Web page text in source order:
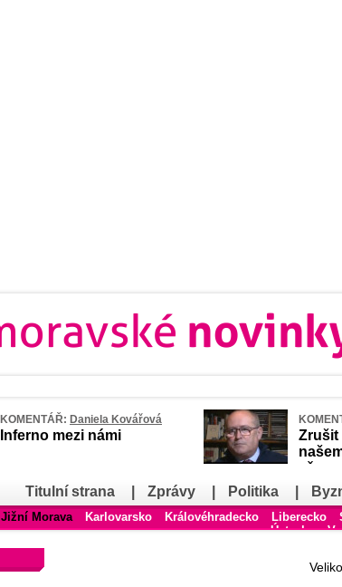
KOMENTÁŘ: Daniela Kovářová
Inferno mezi námi
Zrušit
až
Titulní strana Zprávy Politika
Jižní Morava Karlovarsko Královéhradecko Liberecko
Ústecko